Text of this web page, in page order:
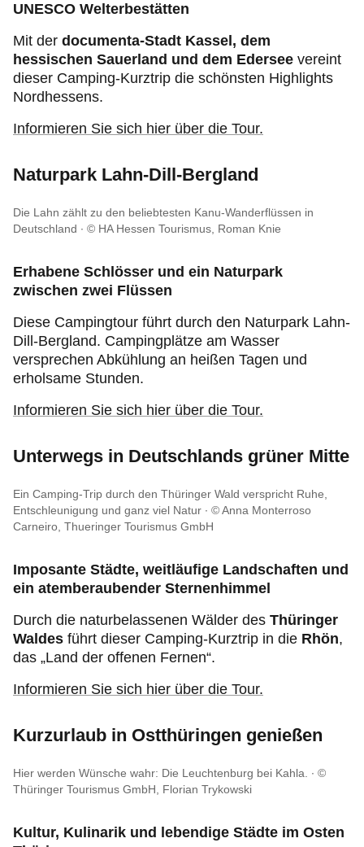
UNESCO Welterbestätten
Mit der documenta-Stadt Kassel, dem
hessischen Sauerland und dem Edersee vereint
dieser Camping-Kurztrip die schönsten Highlights
Nordhessens.
Informieren Sie sich hier über die Tour.
Naturpark Lahn-Dill-Bergland
Die Lahn zählt zu den beliebtesten Kanu-Wanderflüssen in
Deutschland
© HA Hessen Tourismus, Roman Knie
Erhabene Schlösser und ein Naturpark
zwischen zwei Flüssen
Diese Campingtour führt durch den Naturpark Lahn-
Dill-Bergland. Campingplätze am Wasser
versprechen Abkühlung an heißen Tagen und
erholsame Stunden.
Informieren Sie sich hier über die Tour.
Unterwegs in Deutschlands grüner Mitte
Ein Camping-Trip durch den Thüringer Wald verspricht Ruhe,
Entschleunigung und ganz viel Natur
© Anna Monterroso
Carneiro, Thueringer Tourismus GmbH
Imposante Städte, weitläufige Landschaften und
ein atemberaubender Sternenhimmel
Durch die naturbelassenen Wälder des Thüringer
Waldes führt dieser Camping-Kurztrip in die Rhön,
das „Land der offenen Fernen“.
Informieren Sie sich hier über die Tour.
Kurzurlaub in Ostthüringen genießen
Hier werden Wünsche wahr: Die Leuchtenburg bei Kahla.
©
Thüringer Tourismus GmbH, Florian Trykowski
Kultur, Kulinarik und lebendige Städte im Osten